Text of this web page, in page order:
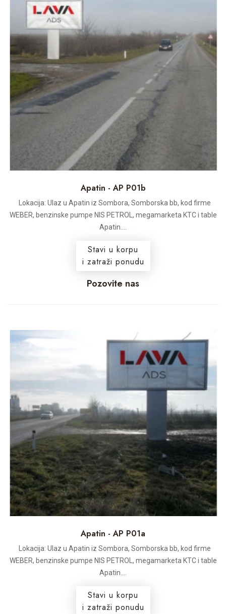
Apatin - AP P01b
Lokacija: Ulaz u Apatin iz Sombora, Somborska bb, kod firme
WEBER, benzinske pumpe NIS PETROL, megamarketa KTC i table
Apatin....
Stavi u korpu
i zatraži ponudu
Pozovite nas
Apatin - AP P01a
Lokacija: Ulaz u Apatin iz Sombora, Somborska bb, kod firme
WEBER, benzinske pumpe NIS PETROL, megamarketa KTC i table
Apatin....
Stavi u korpu
i zatraži ponudu